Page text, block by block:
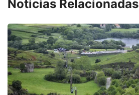
Noticias Relacionadas